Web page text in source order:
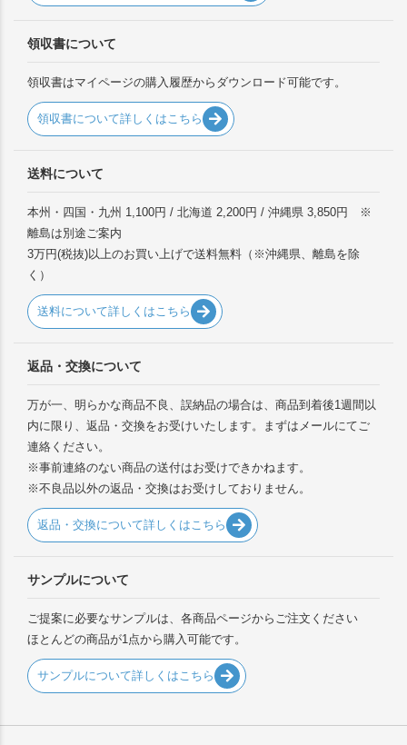
領収書について
領収書はマイページの購入履歴からダウンロード可能です。
領収書について詳しくはこちら
送料について
本州・四国・九州 1,100円 / 北海道 2,200円 / 沖縄県 3,850円 ※
離島は別途ご案内
3万円(税抜)以上のお買い上げで送料無料（※沖縄県、離島を除
く）
送料について詳しくはこちら
返品・交換について
万が一、明らかな商品不良、誤納品の場合は、商品到着後1週間以
内に限り、返品・交換をお受けいたします。まずはメールにてご
連絡ください。
※事前連絡のない商品の送付はお受けできかねます。
※不良品以外の返品・交換はお受けしておりません。
返品・交換について詳しくはこちら
サンプルについて
ご提案に必要なサンプルは、各商品ページからご注文ください
ほとんどの商品が1点から購入可能です。
サンプルについて詳しくはこちら